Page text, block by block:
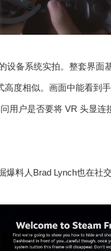
y
V
i
d
o
设备系统实拍。整套界面
度相似。画面中能看到
用户是否要将 VR 头显
料人Brad Lynch也在社